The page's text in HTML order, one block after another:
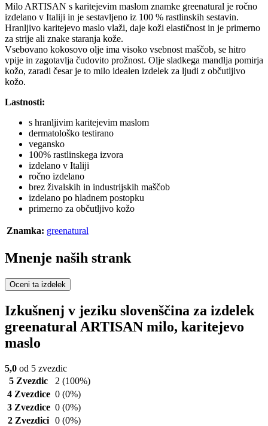
Milo ARTISAN s karitejevim maslom znamke greenatural je ročno
izdelano v Italiji in je sestavljeno iz 100 % rastlinskih sestavin.
Hranljivo karitejevo maslo vlaži, daje koži elastičnost in je primerno
za strije ali znake staranja kože.
Vsebovano kokosovo olje ima visoko vsebnost maščob, se hitro
vpije in zagotavlja čudovito prožnost. Olje sladkega mandlja pomirja
kožo, zaradi česar je to milo idealen izdelek za ljudi z občutljivo
kožo.
Lastnosti:
s hranljivim karitejevim maslom
dermatološko testirano
vegansko
100% rastlinskega izvora
izdelano v Italiji
ročno izdelano
brez živalskih in industrijskih maščob
izdelano po hladnem postopku
primerno za občutljivo kožo
Znamka: greenatural
Mnenje naših strank
Oceni ta izdelek
Izkušnenj v jeziku slovenščina za izdelek
greenatural ARTISAN milo, karitejevo
maslo
5,0 od 5 zvezdic
5 Zvezdic
2 (100%)
4 Zvezdice 0 (0%)
3 Zvezdice 0 (0%)
2 Zvezdici 0 (0%)